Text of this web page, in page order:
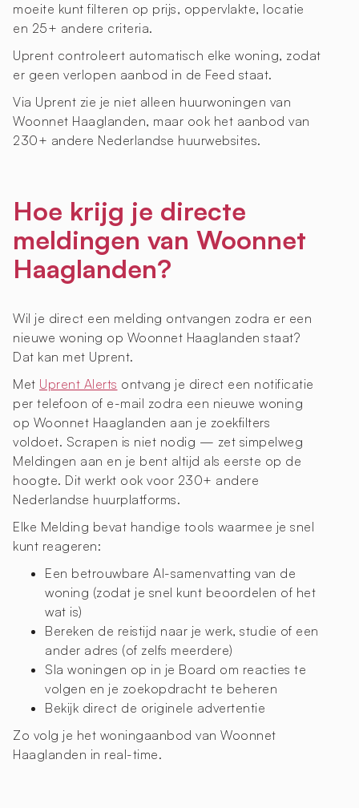
moeite kunt filteren op prijs, oppervlakte, locatie
en 25+ andere criteria.
Uprent controleert automatisch elke woning, zodat
er geen verlopen aanbod in de Feed staat.
Via Uprent zie je niet alleen huurwoningen van
Woonnet Haaglanden, maar ook het aanbod van
230+ andere Nederlandse huurwebsites.
Hoe krijg je directe
meldingen van Woonnet
Haaglanden?
Wil je direct een melding ontvangen zodra er een
nieuwe woning op Woonnet Haaglanden staat?
Dat kan met Uprent.
Met Uprent Alerts ontvang je direct een notificatie
per telefoon of e-mail zodra een nieuwe woning
op Woonnet Haaglanden aan je zoekfilters
voldoet. Scrapen is niet nodig — zet simpelweg
Meldingen aan en je bent altijd als eerste op de
hoogte. Dit werkt ook voor 230+ andere
Nederlandse huurplatforms.
Elke Melding bevat handige tools waarmee je snel
kunt reageren:
Een betrouwbare AI-samenvatting van de
woning (zodat je snel kunt beoordelen of het
wat is)
Bereken de reistijd naar je werk, studie of een
ander adres (of zelfs meerdere)
Sla woningen op in je Board om reacties te
volgen en je zoekopdracht te beheren
Bekijk direct de originele advertentie
Zo volg je het woningaanbod van Woonnet
Haaglanden in real-time.